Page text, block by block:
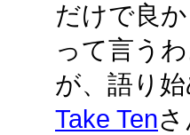
だけで良
って言う
が、語り
Take Ten